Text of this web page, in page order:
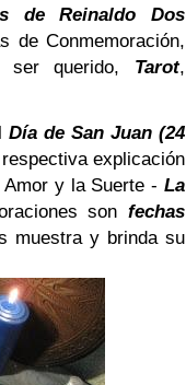
de Reinaldo Dos
de Conmemoración,
ser querido, Tarot,
Día de San Juan (24
explicación
y la Suerte - La
sonfechas
muestra y brinda su